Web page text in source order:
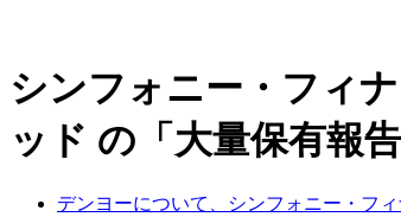
シンフォニー・フィ
ッド の「大量保有報
デンヨーについて、シンフォニー・フ